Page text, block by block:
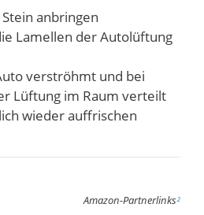
anbringen
Lamellen der Autolüftung
verströhmt und bei
Lüftung im Raum verteilt
wieder auffrischen
Amazon-Partnerlinks²